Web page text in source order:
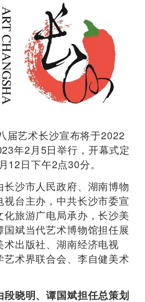
届艺术长沙宣布将于2022
年2月5日举行，开幕式定
12日下午2点30分。
沙市人民政府、湖南博物
视台主办，中共长沙市委宣
旅游广电局承办，长沙美
斌当代艺术博物馆担任展
术出版社、湖南经济电视
艺术界联合会、李自健美术
段晓明、谭国斌担任总策划